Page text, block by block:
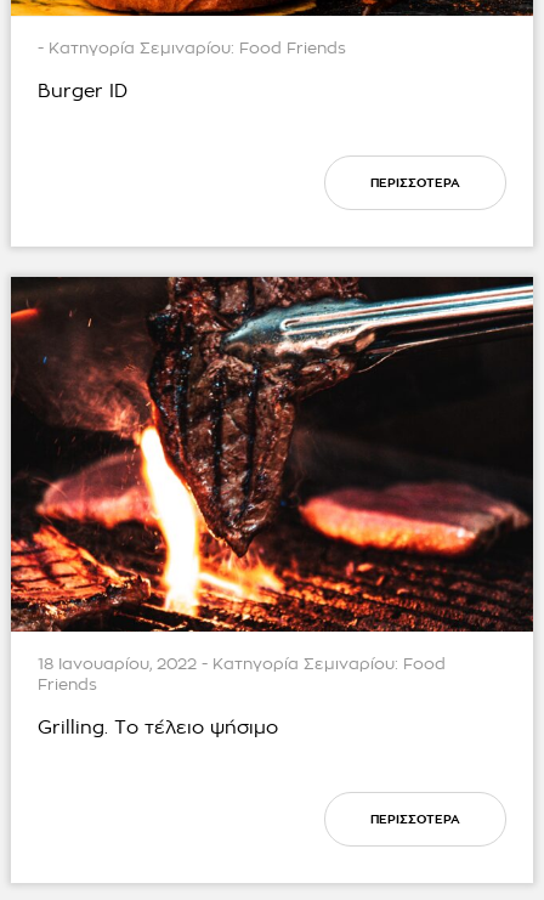
- Κατηγορία Σεμιναρίου: Food Friends
Burger ID
ΠΕΡΙΣΣΟΤΕΡΑ
18 Ιανουαρίου, 2022 - Κατηγορία Σεμιναρίου: Food
Friends
Grilling. Το τέλειο ψήσιμο
ΠΕΡΙΣΣΟΤΕΡΑ